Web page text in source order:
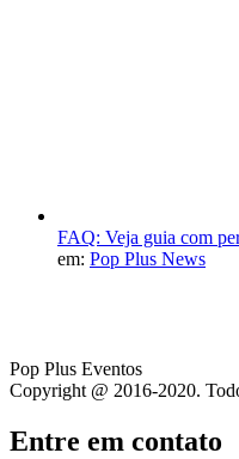
FAQ: Veja guia com
em: Pop Plus News
Pop Plus Eventos
Copyright @ 2016-2020.
Entre em contato